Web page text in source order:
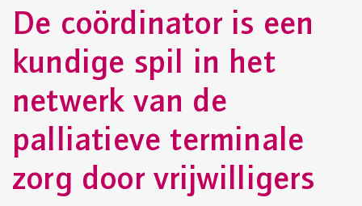
De coördinator is een
kundige spil in het
netwerk van de
palliatieve terminale
zorg door vrijwilligers